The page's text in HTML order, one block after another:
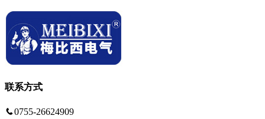
联系方式
0755-26624909